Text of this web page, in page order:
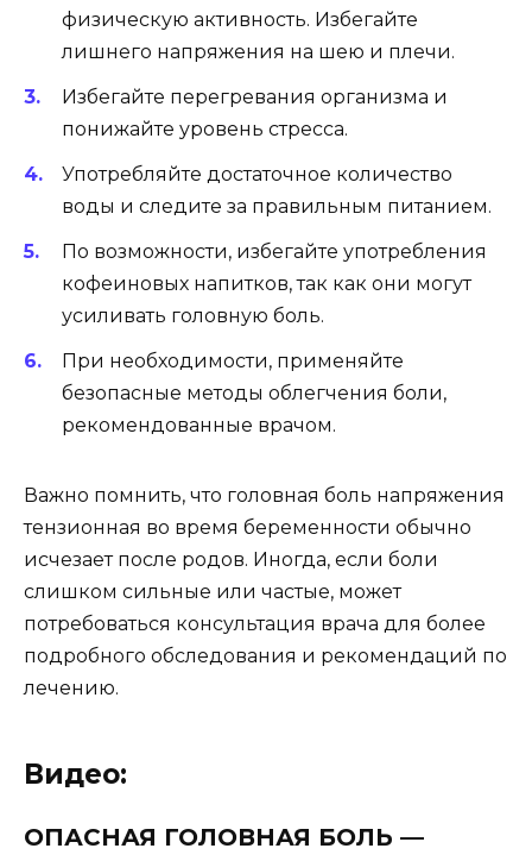
физическую активность. Избегайте
лишнего напряжения на шею и плечи.
Избегайте перегревания организма и
понижайте уровень стресса.
Употребляйте достаточное количество
воды и следите за правильным питанием.
По возможности, избегайте употребления
кофеиновых напитков, так как они могут
усиливать головную боль.
При необходимости, применяйте
безопасные методы облегчения боли,
рекомендованные врачом.
Важно помнить, что головная боль напряжения
тензионная во время беременности обычно
исчезает после родов. Иногда, если боли
слишком сильные или частые, может
потребоваться консультация врача для более
подробного обследования и рекомендаций по
лечению.
Видео:
ОПАСНАЯ ГОЛОВНАЯ БОЛЬ —